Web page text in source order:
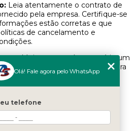
Leia atentamente o contrato de
pela empresa. Certifique-se
estão corretas e que
de cancelamento e
Muitas vezes, é necessário um
para garantir a reserva. Confira
disponíveis e escolha o
para você.
Horários
o planejamento da rota e dos
Olá! Fale agora pelo WhatsApp
telefone